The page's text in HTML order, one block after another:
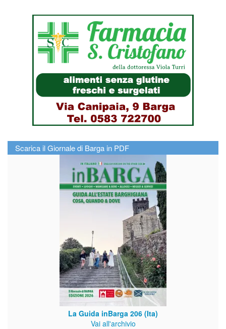
Scarica il Giornale di Barga in PDF
La Guida inBarga 206 (Ita)
Vai all'archivio